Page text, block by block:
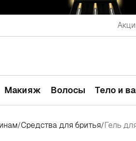
Макияж Волосы Тело и
/Средства для бритья/Гель